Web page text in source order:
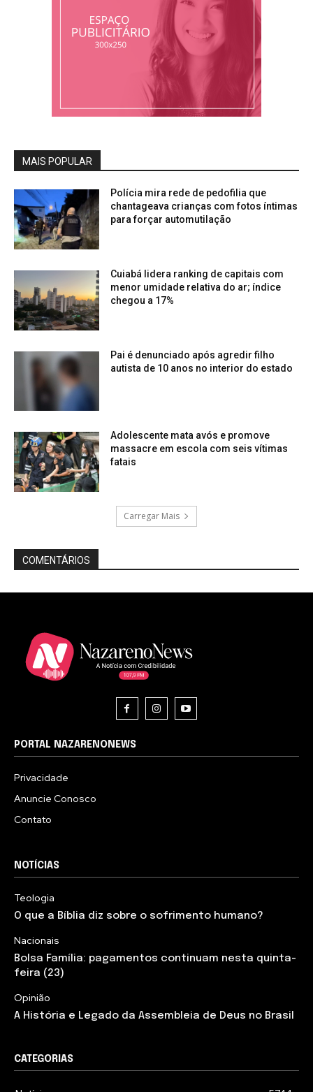
MAIS POPULAR
Polícia mira rede de pedofilia que
chantageava crianças com fotos íntimas
para forçar automutilação
Cuiabá lidera ranking de capitais com
menor umidade relativa do ar; índice
chegou a 17%
Pai é denunciado após agredir filho
autista de 10 anos no interior do estado
Adolescente mata avós e promove
massacre em escola com seis vítimas
fatais
Carregar Mais
COMENTÁRIOS
PORTAL NAZARENONEWS
Privacidade
Anuncie Conosco
Contato
NOTÍCIAS
Teologia
O que a Bíblia diz sobre o sofrimento humano?
Nacionais
Bolsa Família: pagamentos continuam nesta quinta-
feira (23)
Opinião
A História e Legado da Assembleia de Deus no Brasil
CATEGORIAS